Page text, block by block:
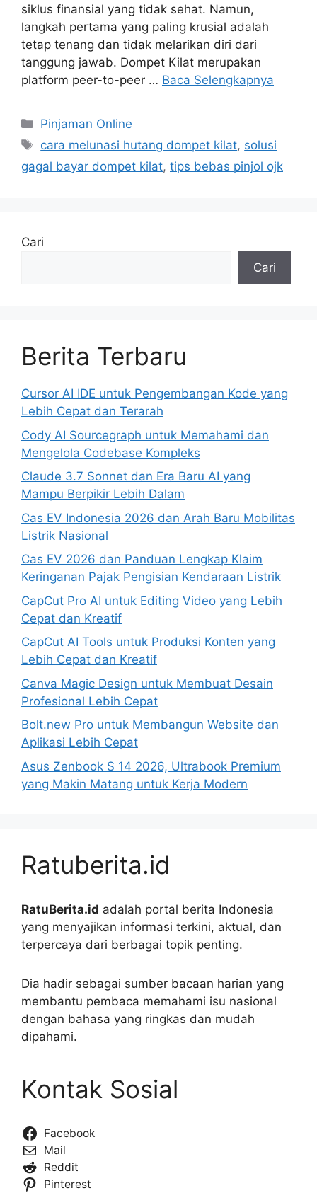
siklus finansial yang tidak sehat. Namun,
langkah pertama yang paling krusial adalah
tetap tenang dan tidak melarikan diri dari
tanggung jawab. Dompet Kilat merupakan
platform peer-to-peer … Baca Selengkapnya
Kategori
Pinjaman Online
Tag
cara melunasi hutang dompet kilat, solusi
gagal bayar dompet kilat, tips bebas pinjol ojk
Cari
Cari
Berita Terbaru
Cursor AI IDE untuk Pengembangan Kode yang
Lebih Cepat dan Terarah
Cody AI Sourcegraph untuk Memahami dan
Mengelola Codebase Kompleks
Claude 3.7 Sonnet dan Era Baru AI yang
Mampu Berpikir Lebih Dalam
Cas EV Indonesia 2026 dan Arah Baru Mobilitas
Listrik Nasional
Cas EV 2026 dan Panduan Lengkap Klaim
Keringanan Pajak Pengisian Kendaraan Listrik
CapCut Pro AI untuk Editing Video yang Lebih
Cepat dan Kreatif
CapCut AI Tools untuk Produksi Konten yang
Lebih Cepat dan Kreatif
Canva Magic Design untuk Membuat Desain
Profesional Lebih Cepat
Bolt.new Pro untuk Membangun Website dan
Aplikasi Lebih Cepat
Asus Zenbook S 14 2026, Ultrabook Premium
yang Makin Matang untuk Kerja Modern
Ratuberita.id
RatuBerita.id adalah portal berita Indonesia
yang menyajikan informasi terkini, aktual, dan
terpercaya dari berbagai topik penting.
Dia hadir sebagai sumber bacaan harian yang
membantu pembaca memahami isu nasional
dengan bahasa yang ringkas dan mudah
dipahami.
Kontak Sosial
Facebook
Mail
Reddit
Pinterest